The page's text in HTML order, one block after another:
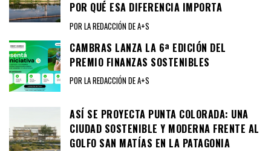
POR QUÉ ESA DIFERENCIA IMPORTA
POR LA REDACCIÓN DE A+S
CAMBRAS LANZA LA 6ª EDICIÓN DEL
PREMIO FINANZAS SOSTENIBLES
POR LA REDACCIÓN DE A+S
ASÍ SE PROYECTA PUNTA COLORADA: UNA
CIUDAD SOSTENIBLE Y MODERNA FRENTE AL
GOLFO SAN MATÍAS EN LA PATAGONIA